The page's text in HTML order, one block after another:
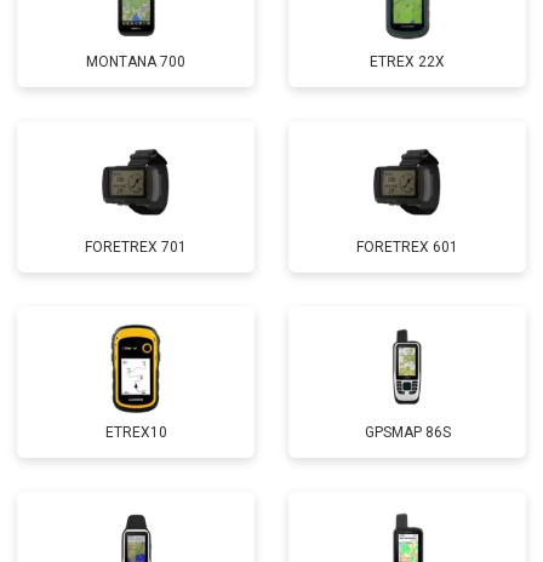
MONTANA 700 ETREX 22X
FORETREX 701 FORETREX 601
ETREX10 GPSMAP 86S